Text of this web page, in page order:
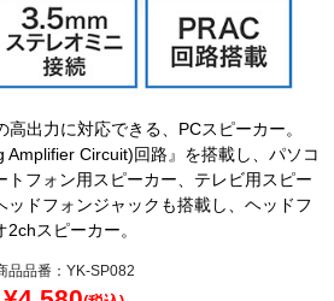
出力に対応できる、PCスピーカー。
Amplifier Circuit)回路』を搭載し、パソコ
トフォン用スピーカー、テレビ用スピー
ッドフォンジャックも搭載し、ヘッドフ
スピーカー。
品品番：YK-SP082